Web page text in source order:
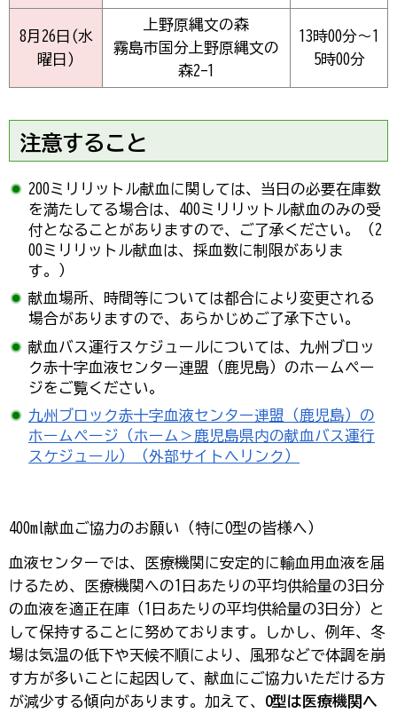
8月26日(水
曜日)
上野原縄文の森
霧島市国分上野原縄文の
森2-1
13時00分～1
5時00分
注意すること
200ミリリットル献血に関しては、当日の必要在庫数
を満たしてる場合は、400ミリリットル献血のみの受
付となることがありますので、ご了承ください。（2
00ミリリットル献血は、採血数に制限がありま
す。）
献血場所、時間等については都合により変更される
場合がありますので、あらかじめご了承下さい。
献血バス運行スケジュールについては、九州ブロッ
ク赤十字血液センター連盟（鹿児島）のホームペー
ジをご覧ください。
九州ブロック赤十字血液センター連盟（鹿児島）の
ホームページ（ホーム＞鹿児島県内の献血バス運行
スケジュール）（外部サイトへリンク）
400ml献血ご協力のお願い（特にO型の皆様へ）
血液センターでは、医療機関に安定的に輸血用血液を届
けるため、医療機関への1日あたりの平均供給量の3日分
の血液を適正在庫（1日あたりの平均供給量の3日分）と
して保持することに努めております。しかし、例年、冬
場は気温の低下や天候不順により、風邪などで体調を崩
す方が多いことに起因して、献血にご協力いただける方
が減少する傾向があります。加えて、 O型は医療機関へ